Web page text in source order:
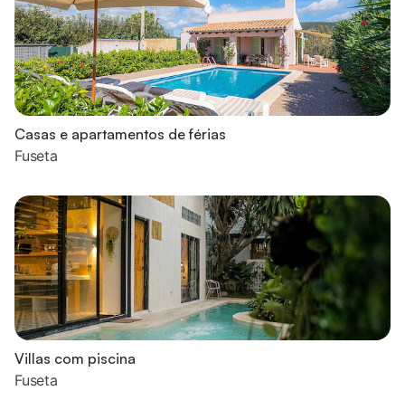
Casas e apartamentos de férias
Fuseta
Villas com piscina
Fuseta